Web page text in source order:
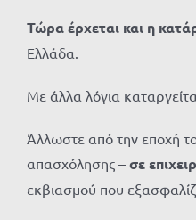
Τώρα έρχεται και η
Ελλάδα.
Με άλλα λόγια
Άλλωστε από την εποχή
απασχόλησης – σε
εκβιασμού που